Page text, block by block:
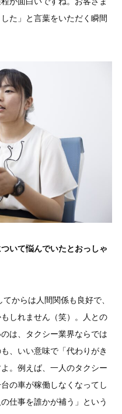
た」と言葉をいただく瞬間
いて悩んでいたとおっしゃ
からは人間関係も良好で、
しれません（笑）。人との
は、タクシー業界ならでは
、いい意味で「代わりがき
。例えば、一人のタクシー
の車が稼働しなくなってし
仕事を誰かが補う」という